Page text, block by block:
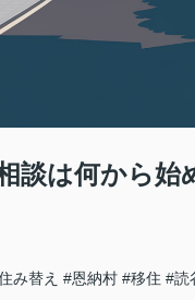
談は何から始
み替え #恩納村 #移住 #読